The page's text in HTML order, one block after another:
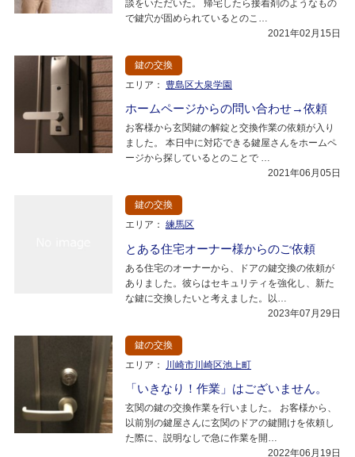
談をいただいた。 帰宅したら接着剤のようなもの
で鍵穴が固められているとのこ…
2021年02月15日
鍵の交換
エリア：
豊島区大泉学園
ホームページからの問い合わせ→依頼
お客様から玄関鍵の解錠と交換作業の依頼が入り
ました。 本日中に対応できる鍵屋さんをホームペ
ージから探しているとのことで …
2021年06月05日
鍵の交換
エリア： 練馬区
とある住宅オーナー様からのご依頼
ある住宅のオーナーから、ドアの鍵交換の依頼が
ありました。彼らはセキュリティを強化し、新た
な鍵に交換したいと考えました。以…
2023年07月29日
鍵の交換
エリア：
川崎市川崎区池上町
「いきなり！作業」はございません。
玄関の鍵の交換作業を行いました。 お客様から、
以前別の鍵屋さんに玄関のドアの鍵開けを依頼し
た際に、説明なしで急に作業を開…
2022年06月19日